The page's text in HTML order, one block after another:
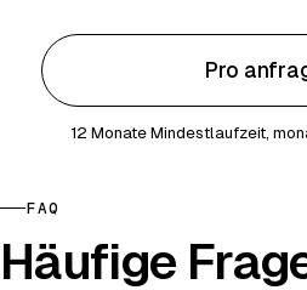
Pro
12 Monate Mindestlaufzeit,
FAQ
Häufige